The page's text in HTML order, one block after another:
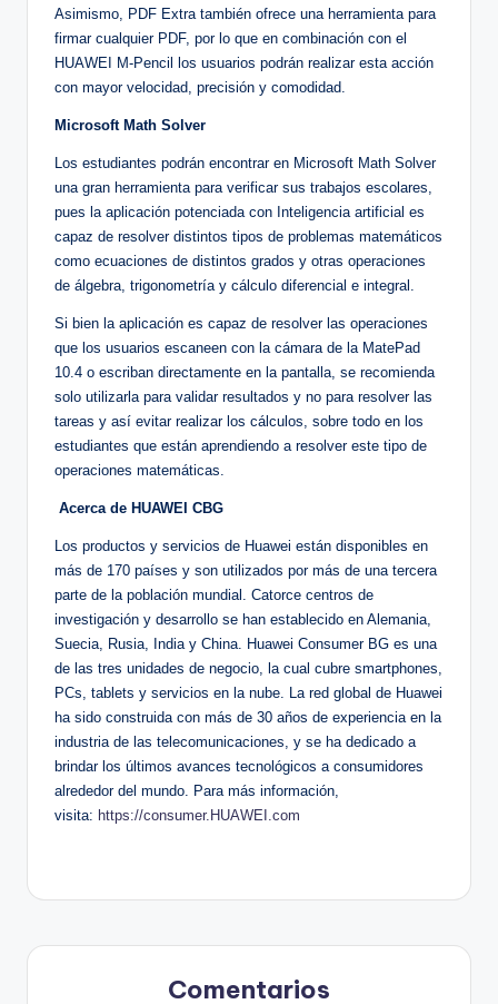
Asimismo, PDF Extra también ofrece una herramienta para
firmar cualquier PDF, por lo que en combinación con el
HUAWEI M-Pencil los usuarios podrán realizar esta acción
con mayor velocidad, precisión y comodidad.
Microsoft Math Solver
Los estudiantes podrán encontrar en Microsoft Math Solver
una gran herramienta para verificar sus trabajos escolares,
pues la aplicación potenciada con Inteligencia artificial es
capaz de resolver distintos tipos de problemas matemáticos
como ecuaciones de distintos grados y otras operaciones
de álgebra, trigonometría y cálculo diferencial e integral.
Si bien la aplicación es capaz de resolver las operaciones
que los usuarios escaneen con la cámara de la MatePad
10.4 o escriban directamente en la pantalla, se recomienda
solo utilizarla para validar resultados y no para resolver las
tareas y así evitar realizar los cálculos, sobre todo en los
estudiantes que están aprendiendo a resolver este tipo de
operaciones matemáticas.
Acerca de HUAWEI CBG
Los productos y servicios de Huawei están disponibles en
más de 170 países y son utilizados por más de una tercera
parte de la población mundial. Catorce centros de
investigación y desarrollo se han establecido en Alemania,
Suecia, Rusia, India y China. Huawei Consumer BG es una
de las tres unidades de negocio, la cual cubre smartphones,
PCs, tablets y servicios en la nube. La red global de Huawei
ha sido construida con más de 30 años de experiencia en la
industria de las telecomunicaciones, y se ha dedicado a
brindar los últimos avances tecnológicos a consumidores
alrededor del mundo. Para más información,
visita: https://consumer.HUAWEI.com
Comentarios